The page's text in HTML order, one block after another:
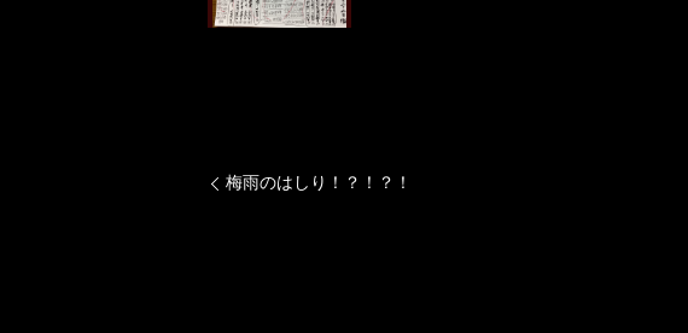
梅雨のはしり！？！？！